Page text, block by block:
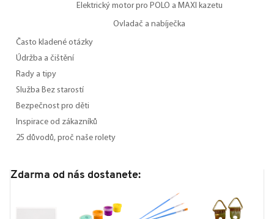
Elektrický motor pro POLO a MAXI kazetu
Ovladač a nabíječka
Často kladené otázky
Údržba a čištění
Rady a tipy
Služba Bez starostí
Bezpečnost pro děti
Inspirace od zákazníků
25 důvodů, proč naše rolety
Zdarma od nás dostanete: